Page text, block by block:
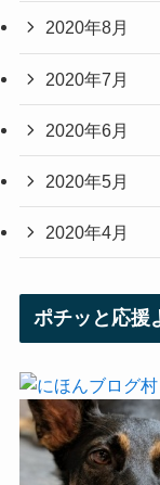
2020年8月
2020年7月
2020年6月
2020年5月
2020年4月
ポチッと応援